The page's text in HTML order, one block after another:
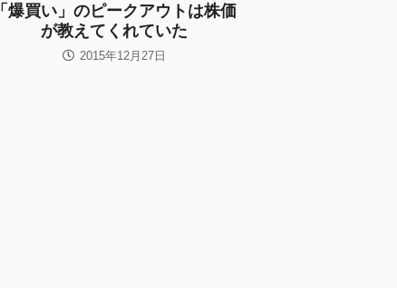
「爆買い」のピークアウトは株価
が教えてくれていた
2015年12月27日